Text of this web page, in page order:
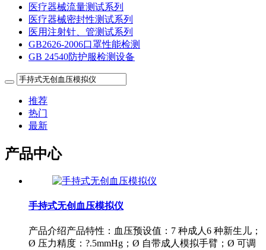
医疗器械流量测试系列
医疗器械密封性测试系列
医用注射针、管测试系列
GB2626-2006口罩性能检测
GB 24540防护服检测设备
推荐
热门
最新
产品中心
手持式无创血压模拟仪
产品介绍产品特性：血压预设值：7 种成人6 种新生儿；
Ø 压力精度：?.5mmHg；Ø 自带成人模拟手臂；Ø 可调